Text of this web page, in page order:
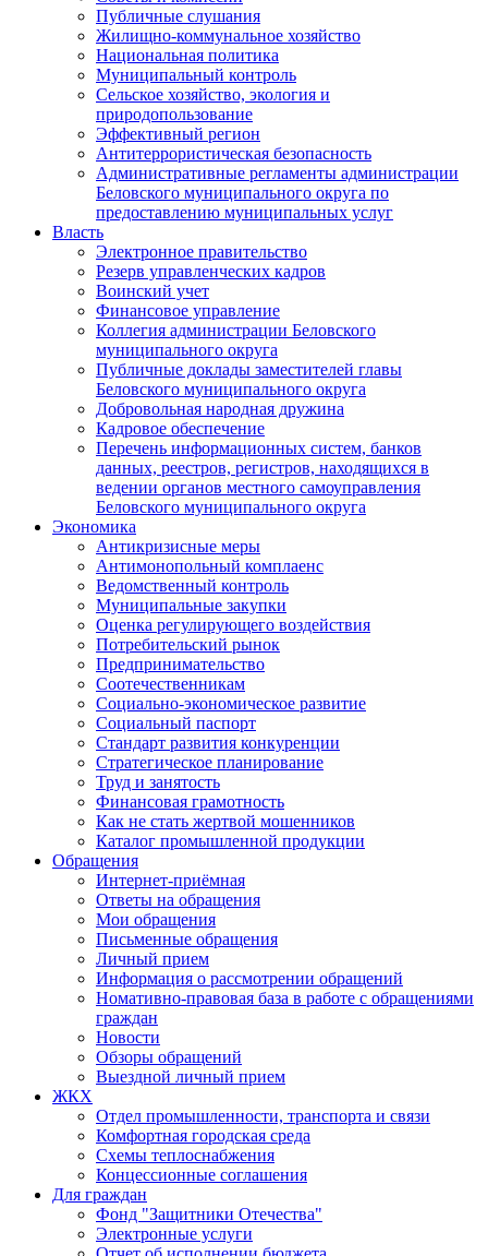
Публичные слушания
Жилищно-коммунальное хозяйство
Национальная политика
Муниципальный контроль
Сельское хозяйство, экология и
природопользование
Эффективный регион
Антитеррористическая безопасность
Административные регламенты администрации
Беловского муниципального округа по
предоставлению муниципальных услуг
Власть
Электронное правительство
Резерв управленческих кадров
Воинский учет
Финансовое управление
Коллегия администрации Беловского
муниципального округа
Публичные доклады заместителей главы
Беловского муниципального округа
Добровольная народная дружина
Кадровое обеспечение
Перечень информационных систем, банков
данных, реестров, регистров, находящихся в
ведении органов местного самоуправления
Беловского муниципального округа
Экономика
Антикризисные меры
Антимонопольный комплаенс
Ведомственный контроль
Муниципальные закупки
Оценка регулирующего воздействия
Потребительский рынок
Предпринимательство
Соотечественникам
Социально-экономическое развитие
Социальный паспорт
Стандарт развития конкуренции
Стратегическое планирование
Труд и занятость
Финансовая грамотность
Как не стать жертвой мошенников
Каталог промышленной продукции
Обращения
Интернет-приёмная
Ответы на обращения
Мои обращения
Письменные обращения
Личный прием
Информация о рассмотрении обращений
Номативно-правовая база в работе с обращениями
граждан
Новости
Обзоры обращений
Выездной личный прием
ЖКХ
Отдел промышленности, транспорта и связи
Комфортная городская среда
Схемы теплоснабжения
Концессионные соглашения
Для граждан
Фонд "Защитники Отечества"
Электронные услуги